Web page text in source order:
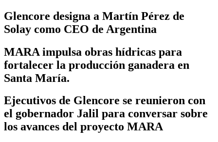
Glencore designa a Martín Pérez de
Solay como CEO de Argentina
MARA impulsa obras hídricas para
fortalecer la producción ganadera en
Santa María.
Ejecutivos de Glencore se reunieron con
el gobernador Jalil para conversar sobre
los avances del proyecto MARA